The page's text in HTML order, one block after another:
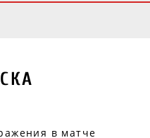
в матче